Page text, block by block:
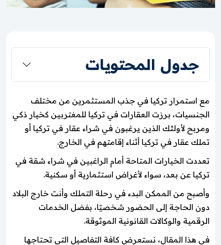
جدول المحتويات
مع استمرار تركيا في جذب المستثمرين من مختلف
الجنسيات، برزت العقارات في تركيا للمغتربين كخيار ذكي
ومربح لأولئك الذين يرغبون في شراء عقار في تركيا أو
تملك عقار في تركيا أثناء إقامتهم في الخارج.
تعددت الخيارات المتاحة أمام الراغبين في شراء شقة في
تركيا عن بعد، سواء لأغراض استثمارية أو سكنية.
وأصبح من الممكن البدء في رحلة التملك وأنت خارج البلاد
دون الحاجة إلى الحضور شخصيًا، بفضل الخدمات
الرقمية والوكالات القانونية الموثوقة.
في هذا المقال، نستعرض كافة التفاصيل التي تحتاجها